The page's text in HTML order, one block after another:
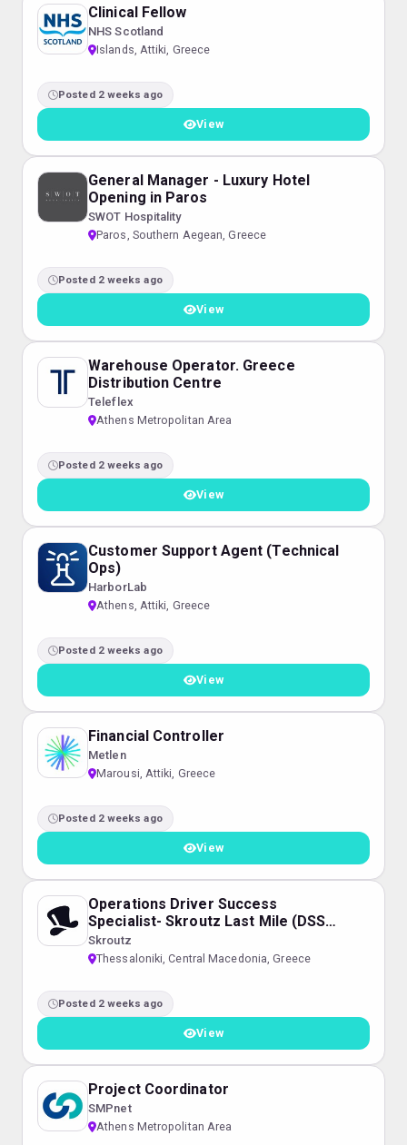
Clinical Fellow
NHS Scotland
Islands, Attiki, Greece
Posted 2 weeks ago
View
General Manager - Luxury Hotel
Opening in Paros
SWOT Hospitality
Paros, Southern Aegean, Greece
Posted 2 weeks ago
View
Warehouse Operator. Greece
Distribution Centre
Teleflex
Athens Metropolitan Area
Posted 2 weeks ago
View
Customer Support Agent (Technical
Ops)
HarborLab
Athens, Attiki, Greece
Posted 2 weeks ago
View
Financial Controller
Metlen
Marousi, Attiki, Greece
Posted 2 weeks ago
View
Operations Driver Success
Specialist- Skroutz Last Mile (DSS
0726)
Skroutz
Thessaloniki, Central Macedonia, Greece
Posted 2 weeks ago
View
Project Coordinator
SMPnet
Athens Metropolitan Area